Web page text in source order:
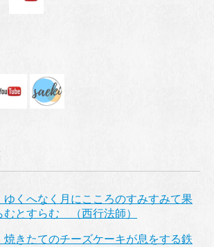
ゆくへなく月にこころのすみすみて果
むとすらむ （西行法師）
焼きたてのチーズケーキが息をする鉄